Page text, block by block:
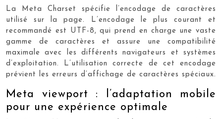
La Meta Charset spécifie l’encodage de caractères
utilisé sur la page. L’encodage le plus courant et
recommandé est UTF-8, qui prend en charge une vaste
gamme de caractères et assure une compatibilité
maximale avec les différents navigateurs et systèmes
d’exploitation. L’utilisation correcte de cet encodage
prévient les erreurs d’affichage de caractères spéciaux.
Meta viewport : l’adaptation mobile
pour une expérience optimale